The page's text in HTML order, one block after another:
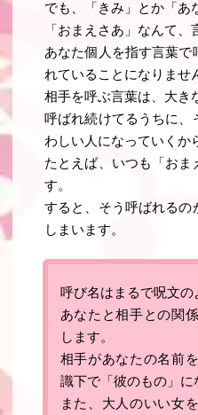
でも、「きみ」とか「あ
「おまえさあ」なんて、
あなた個人を指す言葉
れていることになりませ
相手を呼ぶ言葉は、大き
呼ばれ続けてるうちに、
わしい人になっていくか
たとえば、いつも「おま
す。
すると、そう呼ばれるの
しまいます。
呼び名はまるで呪文の
あなたと相手との関
します。
相手があなたの名前
識下で「彼のもの」に
また、大人のいい女